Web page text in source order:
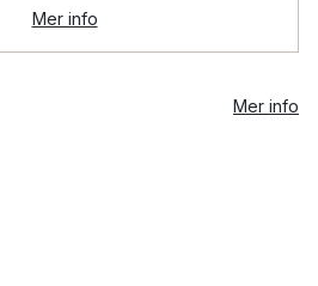
Mer info
Mer info